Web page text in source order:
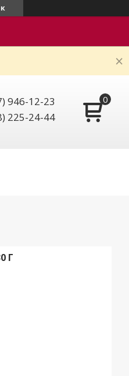
946-12-23
225-24-44
Г